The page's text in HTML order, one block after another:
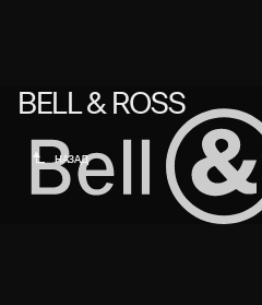
НАЗАД
НАЗАД
BELL & ROSS